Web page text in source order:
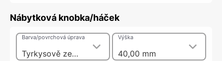
Nábytková knobka/háček
Tyrkysově zelená
Barva/povrchová úprava
40,00 mm
Výška